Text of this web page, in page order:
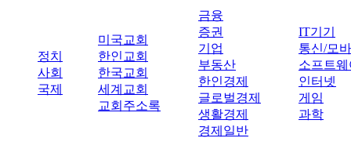
정치
사회
국제
미국교회
한인교회
한국교회
세계교회
교회주소록
금융
증권
기업
부동산
한인경제
글로벌경제
생활경제
경제일반
IT기기
통신/모
소프트웨
인터넷
게임
과학